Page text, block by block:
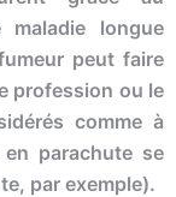
longue
peut faire
profession ou le
comme à
parachute se
par exemple).